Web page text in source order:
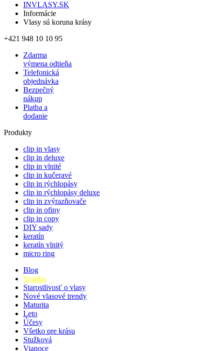
INVLASY.SK
Informácie
Vlasy sú koruna krásy
+421 948 10 10 95
Zdarma
výmena odtieňa
Telefonická
objednávka
Bezpečný
nákup
Platba a
dodanie
Produkty
clip in vlasy
clip in deluxe
clip in vlnité
clip in kučeravé
clip in rýchlopásy
clip in rýchlopásy deluxe
clip in zvýrazňovače
clip in ofiny
clip in copy
DIY sady
keratín
keratín vlnitý
micro ring
Blog
Svadba
Starostlivosť o vlasy
Nové vlasové trendy
Maturita
Leto
Účesy
Všetko pre krásu
Stužková
Vianoce